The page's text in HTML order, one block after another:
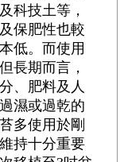
科技土等，
保肥性也較
低。而使用
長期而言，
、肥料及人
濕或過乾的
多使用於剛
持十分重要